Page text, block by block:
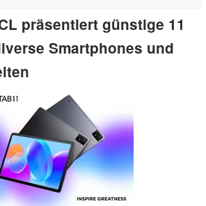
präsentiert günstige 11
Smartphones und